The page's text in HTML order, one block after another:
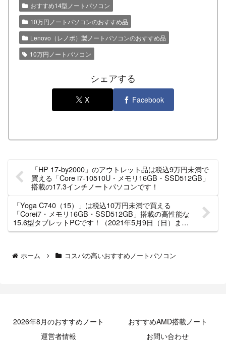
おすすめ14型ノートパソコン
10万円ノートパソコンのおすすめ品
Lenovo（レノボ）製ノートパソコンのおすすめ品
10万円ノートパソコン
シェアする
X Facebook
「HP 17-by2000」のアウトレット品は税込9万円未満で
買える「Core i7-10510U・メモリ16GB・SSD512GB」
搭載の17.3インチノートパソコンです！
「Yoga C740（15）」は税込10万円未満で買える
「Corei7・メモリ16GB・SSD512GB」搭載の高性能な
15.6型タブレットPCです！（2021年5月9日（日）まで
割引セール中）
ホーム コスパの高いおすすめノートパソコン
2026年8月のおすすめノート
おすすめAMD搭載ノート
運営者情報
お問い合わせ